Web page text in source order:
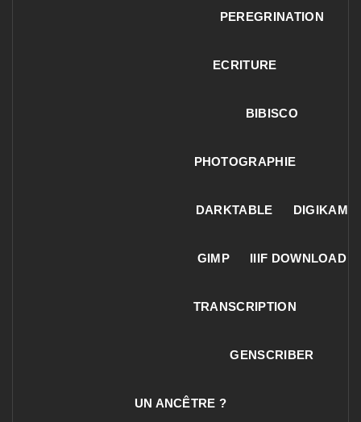
PEREGRINATION
ECRITURE
BIBISCO
PHOTOGRAPHIE
DARKTABLE DIGIKAM
GIMP IIIF DOWNLOAD
TRANSCRIPTION
GENSCRIBER
UN ANCÊTRE ?